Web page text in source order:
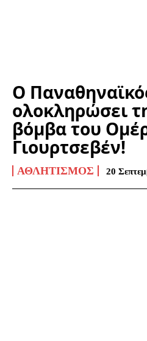
Ο
ολοκληρώσει
βόμβα του
Γιουρτσεβέν!
ΑΘΛΗΤΙΣΜΌΣ 20